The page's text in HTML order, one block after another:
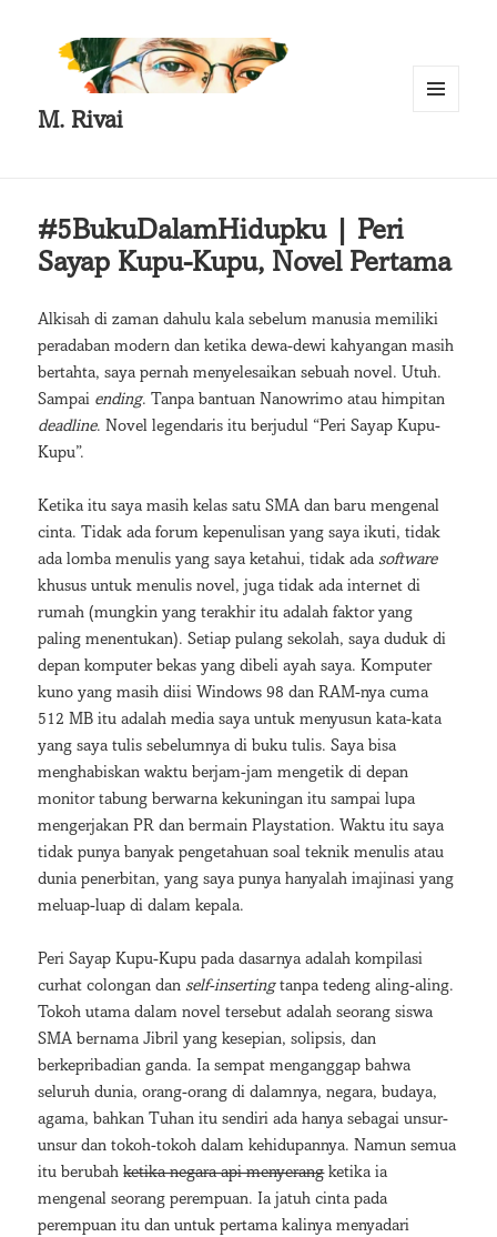
M. Rivai
#5BukuDalamHidupku | Peri
Sayap Kupu-Kupu, Novel Pertama
Alkisah di zaman dahulu kala sebelum manusia memiliki
peradaban modern dan ketika dewa-dewi kahyangan masih
bertahta, saya pernah menyelesaikan sebuah novel. Utuh.
Sampai ending. Tanpa bantuan Nanowrimo atau himpitan
deadline. Novel legendaris itu berjudul “Peri Sayap Kupu-
Kupu”.
Ketika itu saya masih kelas satu SMA dan baru mengenal
cinta. Tidak ada forum kepenulisan yang saya ikuti, tidak
ada lomba menulis yang saya ketahui, tidak adasoftware
khusus untuk menulis novel, juga tidak ada internet di
rumah (mungkin yang terakhir itu adalah faktor yang
paling menentukan). Setiap pulang sekolah, saya duduk di
depan komputer bekas yang dibeli ayah saya. Komputer
kuno yang masih diisi Windows 98 dan RAM-nya cuma
512 MB itu adalah media saya untuk menyusun kata-kata
yang saya tulis sebelumnya di buku tulis. Saya bisa
menghabiskan waktu berjam-jam mengetik di depan
monitor tabung berwarna kekuningan itu sampai lupa
mengerjakan PR dan bermain Playstation. Waktu itu saya
tidak punya banyak pengetahuan soal teknik menulis atau
dunia penerbitan, yang saya punya hanyalah imajinasi yang
meluap-luap di dalam kepala.
Peri Sayap Kupu-Kupu pada dasarnya adalah kompilasi
curhat colongan danself-insertingtanpa tedeng aling-aling.
Tokoh utama dalam novel tersebut adalah seorang siswa
SMA bernama Jibril yang kesepian, solipsis, dan
berkepribadian ganda. Ia sempat menganggap bahwa
seluruh dunia, orang-orang di dalamnya, negara, budaya,
agama, bahkan Tuhan itu sendiri ada hanya sebagai unsur-
unsur dan tokoh-tokoh dalam kehidupannya. Namun semua
itu berubahketika negara api menyerangketika ia
mengenal seorang perempuan. Ia jatuh cinta pada
perempuan itu dan untuk pertama kalinya menyadari